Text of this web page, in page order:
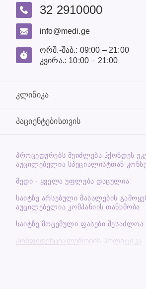
32 2910000
info@medi.ge
ორშ.-შაბ.: 09:00 – 21:00
კვირა.: 10:00 – 21:00
კლინიკა
პაციენტებისთვის
ᲞᲠᲝᲪᲔᲓᲣᲠᲔᲑᲡ ᲨᲔᲘᲫᲚᲔᲑᲐ ᲰᲥᲝᲜᲓᲔᲡ
ᲐᲣᲪᲘᲚᲔᲑᲔᲚᲘᲐ ᲡᲞᲔᲪᲘᲐᲚᲘᲡᲢᲗᲐᲜ
მედი - ყველა უფლება დაცულია
საიტზე არსებული მასალების
აუცილებელია კომპანიის თანხმობა.
საიტზე მოცემული ფასები
Კონფიდენციალურობის პოლიტიკა